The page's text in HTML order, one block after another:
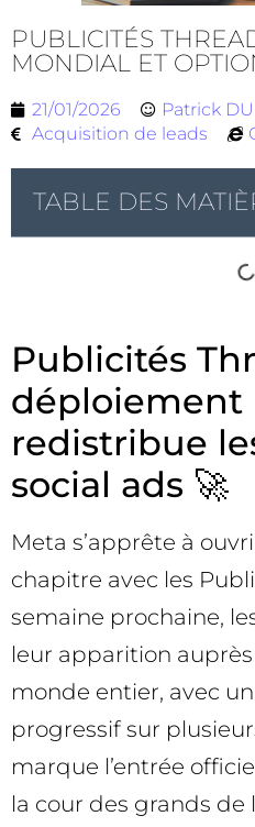
PUBLICITÉS
MONDIAL ET
21/01/2026 Patrick
Acquisition de leads
TABLE DES
Publicités
déploiement
redistribue
social ads 🚀
Meta s’apprête à
chapitre avec les
semaine prochaine,
leur apparition
monde entier, avec
progressif sur
marque l’entrée
la cour des grands de